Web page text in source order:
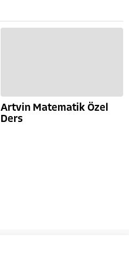
Artvin Matematik Özel
Ders